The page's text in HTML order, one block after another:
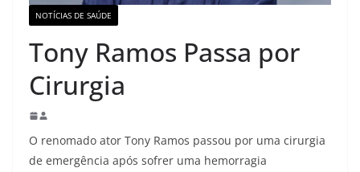
NOTÍCIAS DE SAÚDE
Tony Ramos Passa por
Cirurgia
O renomado ator Tony Ramos passou por uma cirurgia
de emergência após sofrer uma hemorragia